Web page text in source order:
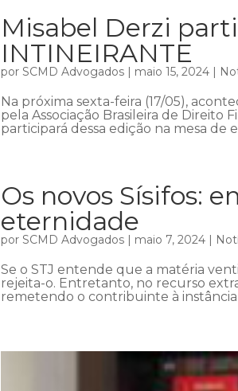
Misabel Derzi
INTINEIRANTE
porSCMD Advogados | maio 15, 2024 |
Na próxima sexta-feira (17/05),
pela Associação Brasileira de Direito
participará dessa edição na mesa de
Os novos Sísifos:
eternidade
porSCMD Advogados | maio 7, 2024 |
Se o STJ entende que a matéria
rejeita-o. Entretanto, no recurso
remetendo o contribuinte à